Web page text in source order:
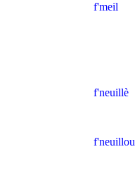
f'meil
f'neuillè
f'neuillou